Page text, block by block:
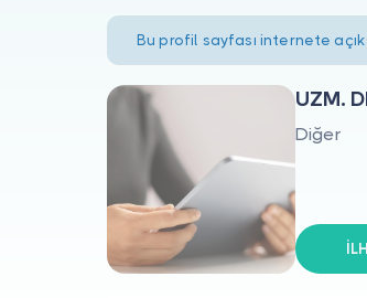
Bu profil sayfası internete
UZM.
Diğer